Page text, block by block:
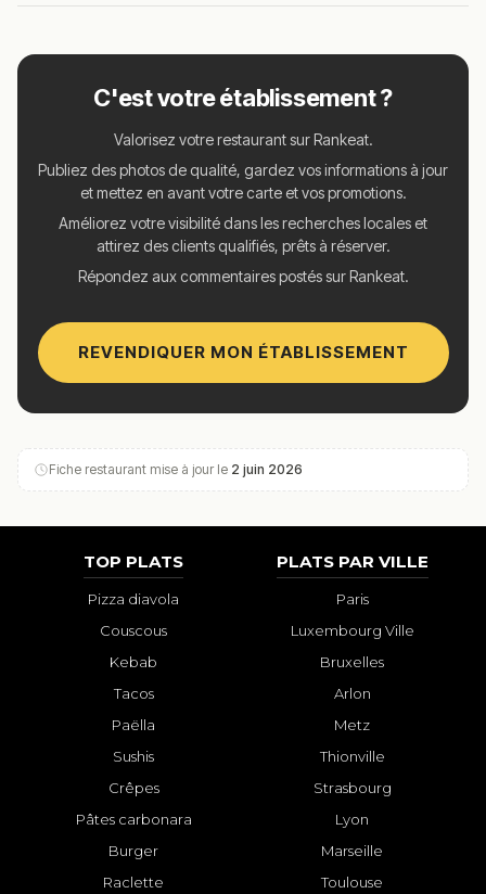
C'est votre établissement ?
Valorisez votre restaurant sur Rankeat.
Publiez des photos de qualité, gardez vos informations à jour
et mettez en avant votre carte et vos promotions.
Améliorez votre visibilité dans les recherches locales et
attirez des clients qualifiés, prêts à réserver.
Répondez aux commentaires postés sur Rankeat.
REVENDIQUER MON ÉTABLISSEMENT
Fiche restaurant mise à jour le 2 juin 2026
TOP PLATS
Pizza diavola
Couscous
Kebab
Tacos
Paëlla
Sushis
Crêpes
Pâtes carbonara
Burger
Raclette
PLATS PAR VILLE
Paris
Luxembourg Ville
Bruxelles
Arlon
Metz
Thionville
Strasbourg
Lyon
Marseille
Toulouse